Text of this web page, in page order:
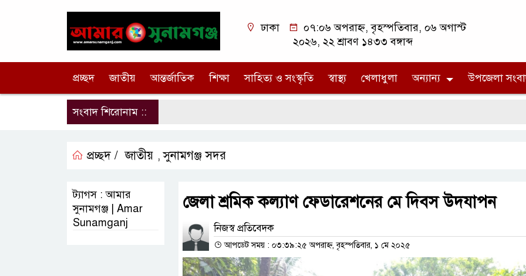
ঢাকা
০৭:০৬ অপরাহ্ন, বৃহস্পতিবার, ০৬ অগাস্ট
২০২৬, ২২ শ্রাবণ ১৪৩৩ বঙ্গাব্দ
প্রচ্ছদ জাতীয় আন্তর্জাতিক শিক্ষা সাহিত্য ও সংস্কৃতি স্বাস্থ্য খেলাধুলা অন্যান্য উপজেলা
সংবাদ শিরোনাম ::
প্রচ্ছদ / জাতীয় ,সুনামগঞ্জ সদর
জেলা শ্রমিক কল্যাণ ফেডারেশনের মে দিবস উদযাপন
নিজস্ব প্রতিবেদক
আপডেট সময় : ০৩:৩৯:২৫ অপরাহ্ন, বৃহস্পতিবার, ১ মে ২০২৫
ট্যাগস : আমার
সুনামগঞ্জ | Amar
Sunamganj